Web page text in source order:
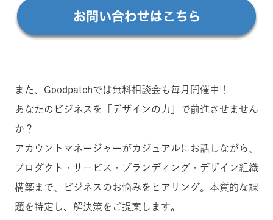
また、Goodpatchでは無料相談会も毎月開催中！
あなたのビジネスを「デザインの力」で前進させません
か？
アカウントマネージャーがカジュアルにお話しながら、
プロダクト・サービス・ブランディング・デザイン組織
構築まで、ビジネスのお悩みをヒアリング。本質的な課
題を特定し、解決策をご提案します。